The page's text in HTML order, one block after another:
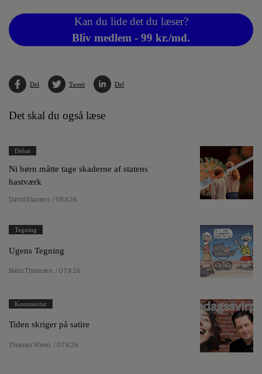
Kan du lide det du læser?
Bliv medlem - 99 kr./md.
Del Tweet Del
Det skal du også læse
Debat
Ni børn måtte tage skaderne af statens
hastværk
David Klausen / 09.8.26
Tegning
Ugens Tegning
Niels Thomsen / 07.8.26
Kommentar
Tiden skriger på satire
Thomas Wivel / 07.8.26